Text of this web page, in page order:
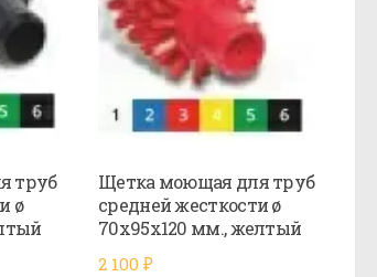
труб
ø
Щетка моющая для труб
средней жесткости ø
70х95х120 мм., желтый
2 100₽